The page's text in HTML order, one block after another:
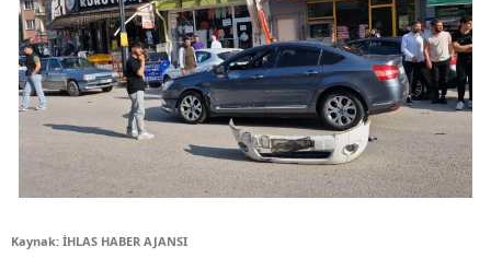
Kaynak: İHLAS HABER AJANSI